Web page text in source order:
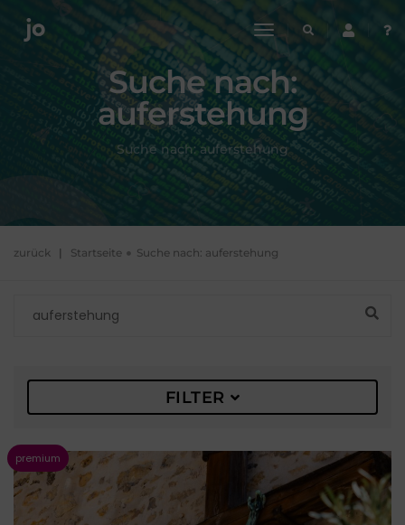
toggle
navigation
Suche nach:
auferstehung
Suche nach: auferstehung
zurück | Startseite Suche nach: auferstehung
FILTER